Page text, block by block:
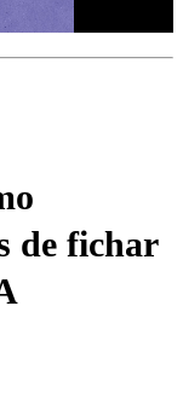
de fichar